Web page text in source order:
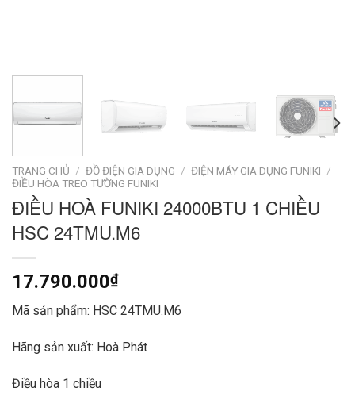
TRANG CHỦ / ĐỒ ĐIỆN GIA DỤNG / ĐIỆN MÁY GIA DỤNG FUNIKI /
ĐIỀU HÒA TREO TƯỜNG FUNIKI
ĐIỀU HOÀ FUNIKI 24000BTU 1 CHIỀU
HSC 24TMU.M6
17.790.000₫
Mã sản phẩm: HSC 24TMU.M6
Hãng sản xuất: Hoà Phát
Điều hòa 1 chiều